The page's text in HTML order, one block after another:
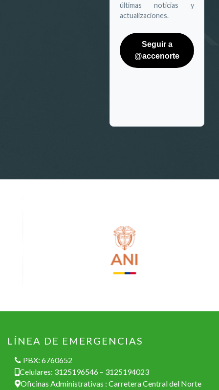
últimas noticias y
actualizaciones.
Seguir a
@accenorte
LÍNEA DE EMERGENCIAS
PBX: 6760652
Celulares: 3125196546 – 3125194023
Oficinas Administrativas : Carretera Central del Norte